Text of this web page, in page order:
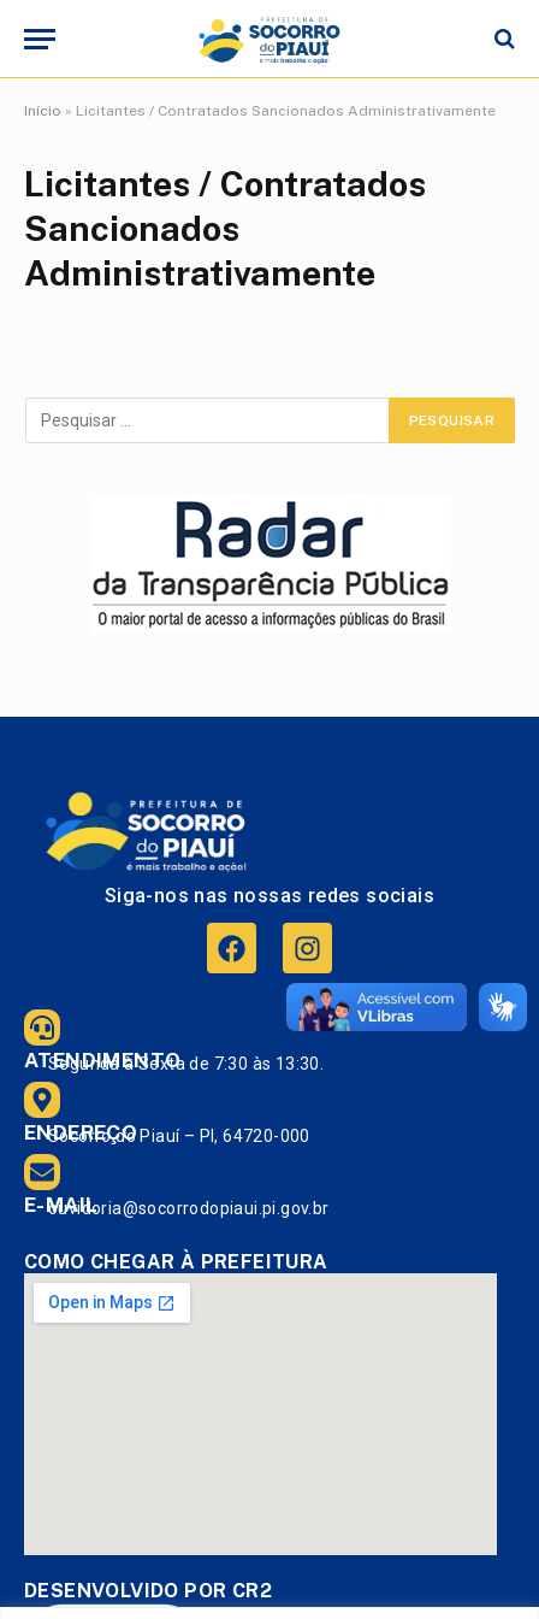
Início » Licitantes / Contratados Sancionados Administrativamente
Licitantes / Contratados
Sancionados
Administrativamente
Siga-nos nas nossas redes sociais
ATENDIMENTO
Segunda à Sexta de 7:30 às 13:30.
ENDEREÇO
Socorro do Piauí – PI, 64720-000
E-MAIL
ouvidoria@socorrodopiaui.pi.gov.br
COMO CHEGAR À PREFEITURA
DESENVOLVIDO POR CR2